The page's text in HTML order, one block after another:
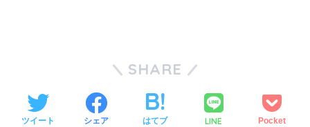
SHARE
ツイート シェア はてブ LINE Pocket